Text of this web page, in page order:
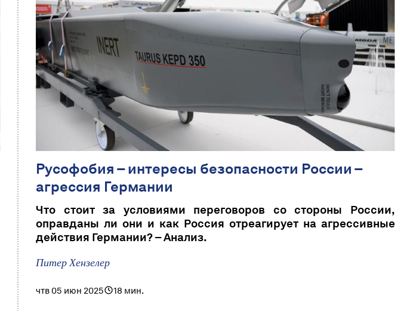
Русофобия – интересы безопасности России –
агрессия Германии
Что стоит за условиями переговоров со стороны России,
оправданы ли они и как Россия отреагирует на агрессивные
действия Германии? – Анализ.
Питер Хензелер
чтв 05 июн 2025 18 мин.